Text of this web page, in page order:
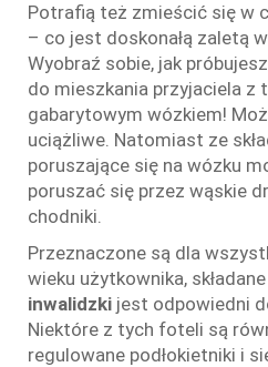
Potrafią też zmieścić się w
– co jest doskonałą zaletą
Wyobraź sobie, jak
do mieszkania przyjaciela z
gabarytowym wózkiem!
uciążliwe. Natomiast ze
poruszające się na wózku
poruszać się przez wąskie
chodniki.
Przeznaczone są dla
wieku użytkownika, składane
inwalidzki jest odpowiedni
Niektóre z tych foteli są
regulowane podłokietniki i